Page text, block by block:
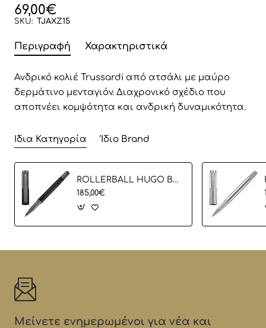
69,00€
SKU: TJAXZ15
Περιγραφή Χαρακτηριστικά
Ανδρικό κολιέ Trussardi από ατσάλι με μαύρο
δερμάτινο μενταγιόν. Διαχρονικό σχέδιο που
αποπνέει κομψότητα και ανδρική δυναμικότητα.
Ίδια Κατηγορία Ίδιο Brand
ROLLERBALL HUGO BOSS HSS6565A
185,00€
Μείνετε ενημερωμένοι για νέα και